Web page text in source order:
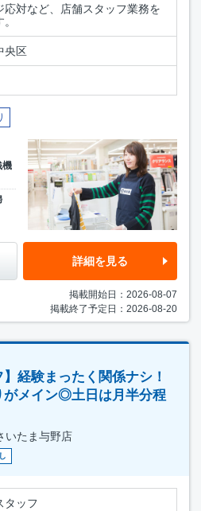
応対など、店舗スタッフ業務を
央区
機
詳細を見る
掲載開始日：2026-08-07
掲載終了予定日：2026-08-20
】経験まったく関係ナシ！
がメイン◎土日は月半分程
いたま与野店
タッフ